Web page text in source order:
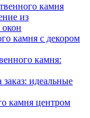
камня
из
окон
камня с декором
камня:
идеальные
камня центром